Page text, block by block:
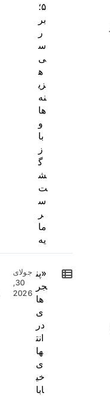
۵؛
بر
ر
س
ی
ه
زی
نه‌
ها
و
با
ز
گ
ش
ت
س
ر
ما
یه
«پن
جر
ها
ی
در
انت
ها
ی
خی
ابا
جولای
30,
2026